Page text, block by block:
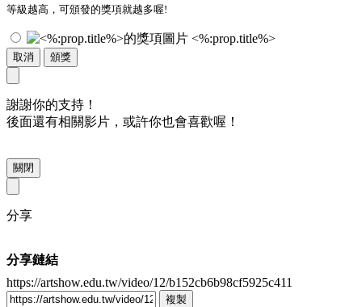
等級越高，可頒發的獎項就越多喔!
<%:prop.title%>
取消 頒獎
謝謝你的支持！
後面還有相關影片，或許你也會喜歡喔！
關閉
分享
分享鏈結
https://artshow.edu.tw/video/12/b152cb6b98cf5925c411
複製